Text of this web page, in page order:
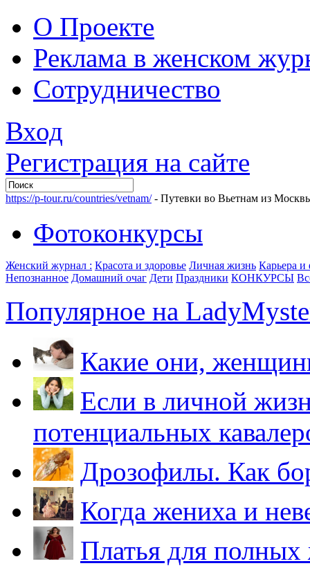
О Проекте
Реклама в женском
Сотрудничество
Вход
Регистрация на сайте
https://p-tour.ru/countries/vetnam/- Путевки во Вьетнам из
Фотоконкурсы
Женский журнал : Красота и здоровье Личная жизнь Карьера
Непознанное Домашний очаг Дети Праздники КОНКУРСЫ
Популярное на
Какие они,
Если в личной
потенциальных
Дрозофилы. Как
Когда жениха и
Платья для